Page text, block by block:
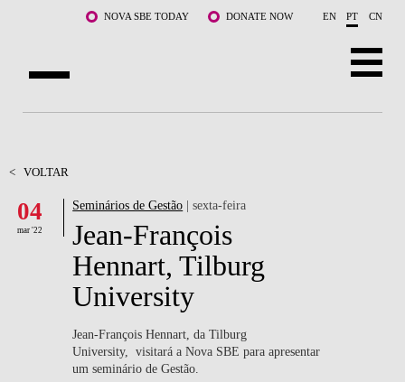
Saltar para o conteúdo principalNOVA SBE TODAY DONATE NOW EN PT CN
DOCENTES E INVESTIGAÇÃO
COMUNIDADE
LIFE AT NOVA SBE
WHAT'S HAPPENING
< VOLTAR
04
mar '22
Seminários de Gestão | sexta-feira
Jean-François
Hennart, Tilburg
University
Jean-François Hennart, da Tilburg
University, visitará a Nova SBE para apresentar
um seminário de Gestão.